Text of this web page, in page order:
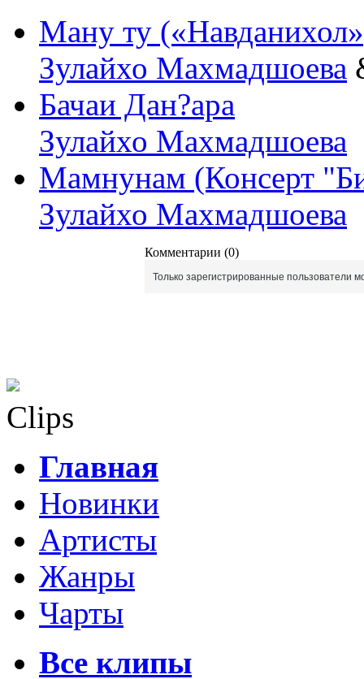
Ману ту
Зулайхо Махмадшоева
Бачаи Дан?ара
Зулайхо Махмадшоева
Мамнунам (Консерт
Зулайхо Махмадшоева
Комментарии (0)
Только зарегистрированные пользователи
Clips
Главная
Новинки
Артисты
Жанры
Чарты
Все клипы